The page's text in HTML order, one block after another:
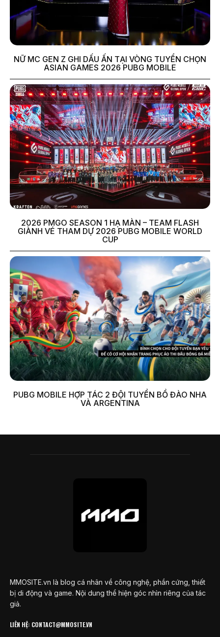
NỮ MC GEN Z GHI DẤU ẤN TẠI VÒNG TUYỂN CHỌN
ASIAN GAMES 2026 PUBG MOBILE
2026 PMGO SEASON 1 HẠ MÀN – TEAM FLASH
GIÀNH VÉ THAM DỰ 2026 PUBG MOBILE WORLD
CUP
PUBG MOBILE HỢP TÁC 2 ĐỘI TUYỂN BỒ ĐÀO NHA
VÀ ARGENTINA
MMOSITE.vn là blog cá nhân về công nghệ, phần cứng, thiết
bị di động và game. Nội dung thể hiện góc nhìn riêng của tác
giả.
LIÊN HỆ: CONTACT@MMOSITE.VN